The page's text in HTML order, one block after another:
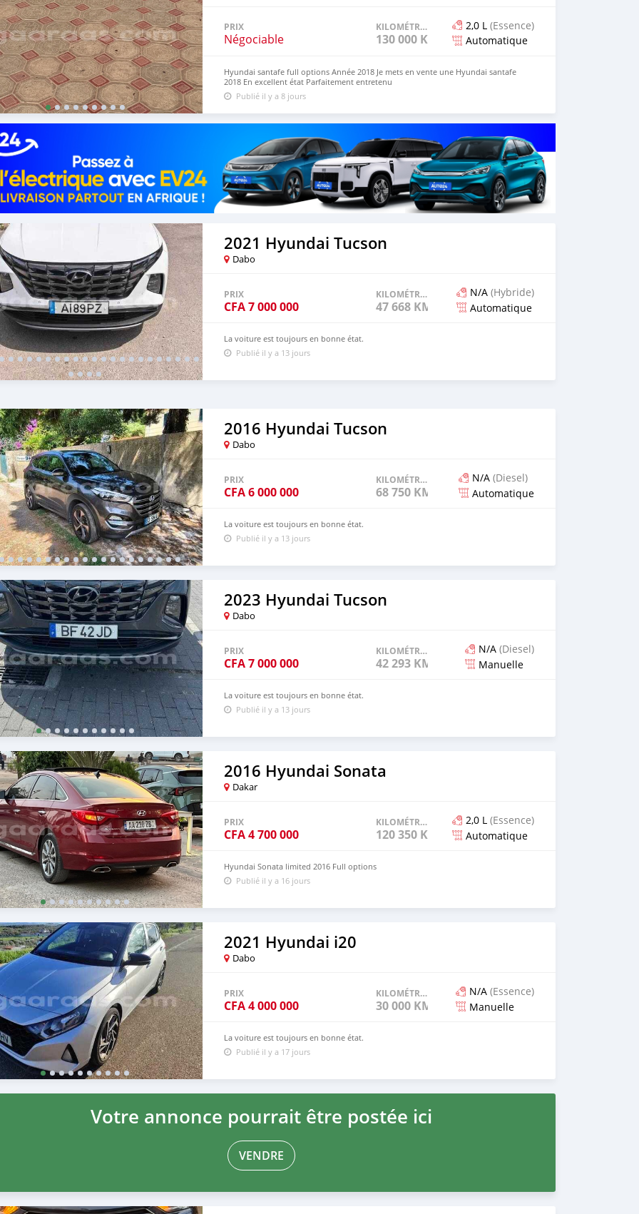
PRIX
Négociable
KILOMÉTRAGE
130 000 KM
2,0 L (Essence)
Automatique
Hyundai santafe full options Année 2018 Je mets en vente une Hyundai santafe
2018 En excellent état Parfaitement entretenu
Publié il y a 8 jours
2021 Hyundai Tucson
Dabo
PRIX
CFA7 000 000
KILOMÉTRAGE
47 668 KM
N/A (Hybride)
Automatique
La voiture est toujours en bonne état.
Publié il y a 13 jours
2016 Hyundai Tucson
Dabo
PRIX
CFA6 000 000
KILOMÉTRAGE
68 750 KM
N/A (Diesel)
Automatique
La voiture est toujours en bonne état.
Publié il y a 13 jours
2023 Hyundai Tucson
Dabo
PRIX
CFA7 000 000
KILOMÉTRAGE
42 293 KM
N/A (Diesel)
Manuelle
La voiture est toujours en bonne état.
Publié il y a 13 jours
2016 Hyundai Sonata
Dakar
PRIX
CFA4 700 000
KILOMÉTRAGE
120 350 KM
2,0 L (Essence)
Automatique
Hyundai Sonata limited 2016 Full options
Publié il y a 16 jours
2021 Hyundai i20
Dabo
PRIX
CFA4 000 000
KILOMÉTRAGE
30 000 KM
N/A (Essence)
Manuelle
La voiture est toujours en bonne état.
Publié il y a 17 jours
Votre annonce pourrait être postée ici
VENDRE